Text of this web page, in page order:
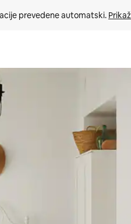
prevedene automatski.